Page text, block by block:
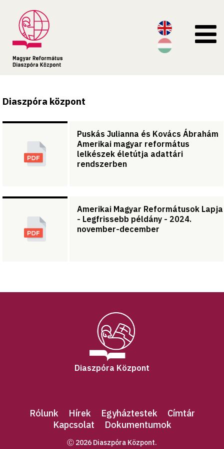
Diaszpóra központ
Puskás Julianna és Kovács Ábrahám
Amerikai magyar református
lelkészek életútja adattári
rendszerben
Amerikai Magyar Reformátusok Lapja
- Legfrissebb példány - 2024.
november-december
Diaszpóra Központ
Rólunk Hírek Egyháztestek
Címtár
Kapcsolat
Dokumentumok
Ⓒ 2026 Diaszpóra Központ.